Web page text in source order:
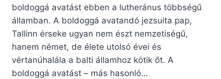
boldoggá avatást ebben a lutheránus többségű
államban. A boldoggá avatandó jezsuita pap,
Tallinn érseke ugyan nem észt nemzetiségű,
hanem német, de élete utolsó évei és
vértanúhalála a balti államhoz kötik őt. A
boldoggá avatást – más hasonló…